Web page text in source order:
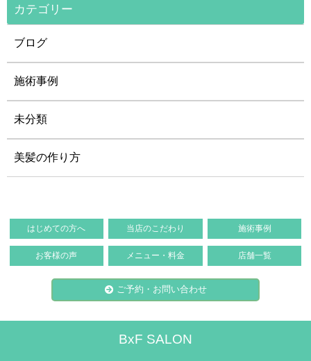
カテゴリー
ブログ
施術事例
未分類
美髪の作り方
はじめての方へ 当店のこだわり 施術事例
お客様の声 メニュー・料金 店舗一覧
ご予約・お問い合わせ
BxF SALON